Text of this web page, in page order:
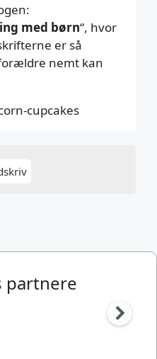
med børn“, hvor
er så
nemt kan
partnere